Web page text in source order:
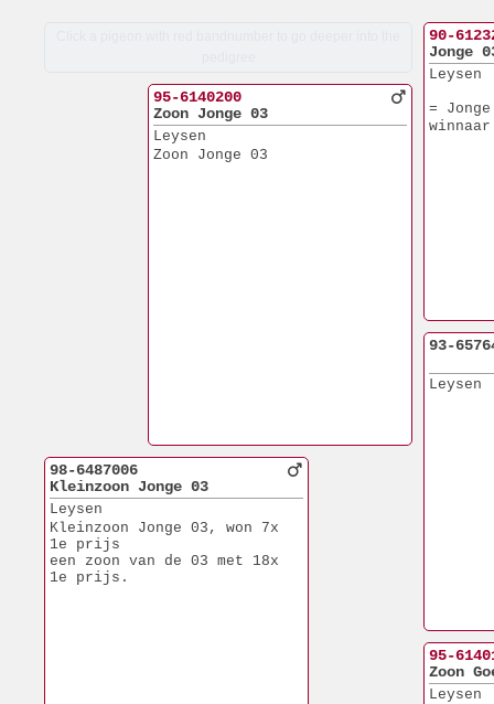
98-6487006
Kleinzoon Jonge 03
Leysen
Kleinzoon Jonge 03, won 7x
1e prijs
een zoon van de 03 met 18x
1e prijs.
95-6140200
Zoon Jonge 03
Leysen
Zoon Jonge 03
90-
Jonge
Leysen
=
93-
Leysen
95-
Zoon
Leysen